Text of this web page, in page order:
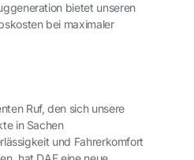
bietet unseren
bei maximaler
Ruf, den sich unsere
in Sachen
und Fahrerkomfort